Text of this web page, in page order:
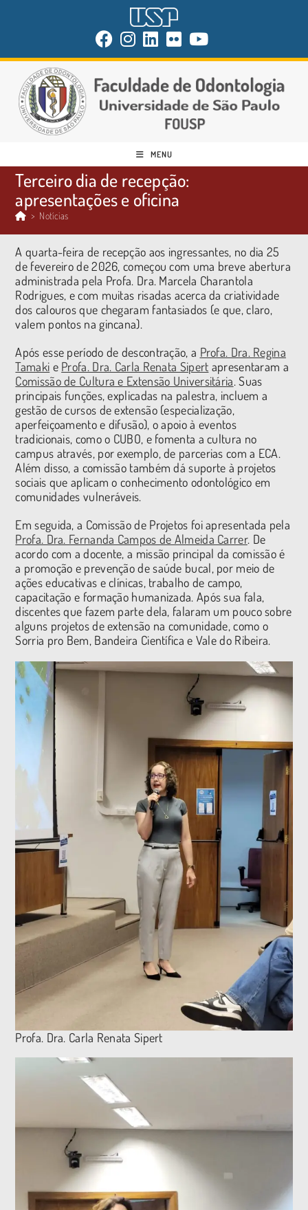
MENU
Terceiro dia de recepção:
apresentações e oficina
> Notícias
A quarta-feira de recepção aos ingressantes, no dia 25
de fevereiro de 2026, começou com uma breve abertura
administrada pela Profa. Dra. Marcela Charantola
Rodrigues, e com muitas risadas acerca da criatividade
dos calouros que chegaram fantasiados (e que, claro,
valem pontos na gincana).
Após esse período de descontração, a Profa. Dra. Regina
Tamaki e Profa. Dra. Carla Renata Sipert apresentaram a
Comissão de Cultura e Extensão Universitária. Suas
principais funções, explicadas na palestra, incluem a
gestão de cursos de extensão (especialização,
aperfeiçoamento e difusão), o apoio à eventos
tradicionais, como o CUBO, e fomenta a cultura no
campus através, por exemplo, de parcerias com a ECA.
Além disso, a comissão também dá suporte à projetos
sociais que aplicam o conhecimento odontológico em
comunidades vulneráveis.
Em seguida, a Comissão de Projetos foi apresentada pela
Profa. Dra. Fernanda Campos de Almeida Carrer. De
acordo com a docente, a missão principal da comissão é
a promoção e prevenção de saúde bucal, por meio de
ações educativas e clínicas, trabalho de campo,
capacitação e formação humanizada. Após sua fala,
discentes que fazem parte dela, falaram um pouco sobre
alguns projetos de extensão na comunidade, como o
Sorria pro Bem, Bandeira Científica e Vale do Ribeira.
Profa. Dra. Carla Renata Sipert